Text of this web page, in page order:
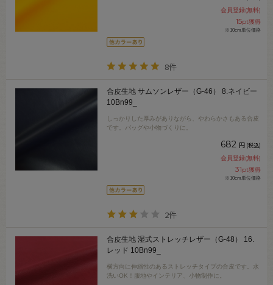
会員登録(無料)
15pt獲得
※10cm単位価格
8件
合皮生地 サムソンレザー（G-46） 8.ネイビー
10Bn99_
しっかりした厚みがありながら、やわらかさもある合皮
です。バッグや小物づくりに。
682 円 (税込)
会員登録(無料)
31pt獲得
※10cm単位価格
2件
合皮生地 湿式ストレッチレザー（G-48） 16.
レッド 10Bn99_
横方向に伸縮性のあるストレッチタイプの合皮です。水
洗いOK！服地やインテリア、小物制作に。